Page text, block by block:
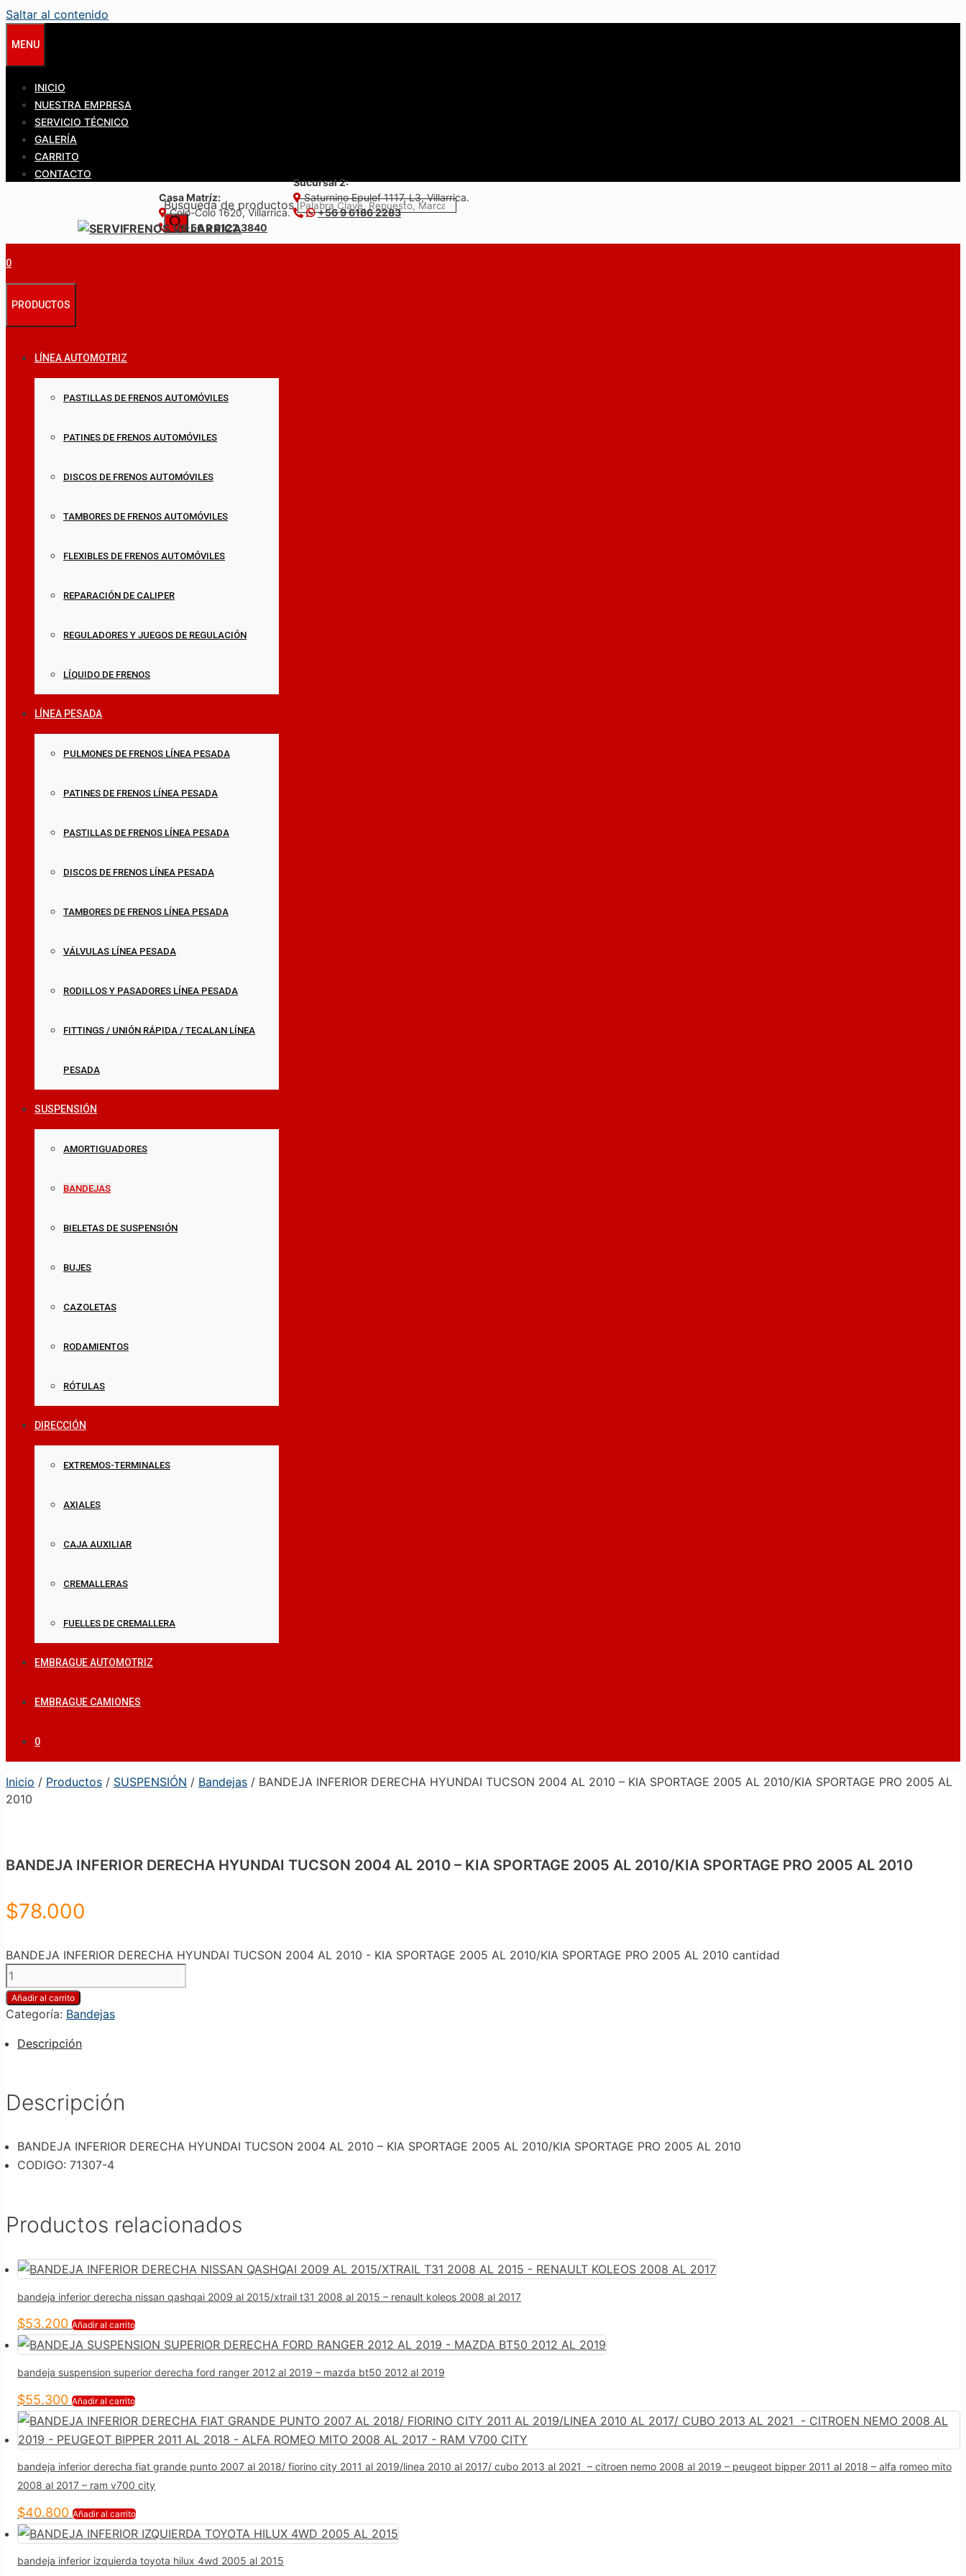
Saltar al contenido
MENU
INICIO
NUESTRA EMPRESA
SERVICIO TÉCNICO
GALERÍA
CARRITO
CONTACTO
Búsqueda de productos
Casa Matríz:
Colo-Colo 1620, Villarrica.
+56 9 6122 3840
Sucursal 2:
Saturnino Epulef 1117, L3, Villarrica.
+56 9 6186 2283
0
PRODUCTOS
LÍNEA AUTOMOTRIZ
PASTILLAS DE FRENOS AUTOMÓVILES
PATINES DE FRENOS AUTOMÓVILES
DISCOS DE FRENOS AUTOMÓVILES
TAMBORES DE FRENOS AUTOMÓVILES
FLEXIBLES DE FRENOS AUTOMÓVILES
REPARACIÓN DE CALIPER
REGULADORES Y JUEGOS DE REGULACIÓN
LÍQUIDO DE FRENOS
LÍNEA PESADA
PULMONES DE FRENOS LÍNEA PESADA
PATINES DE FRENOS LÍNEA PESADA
PASTILLAS DE FRENOS LÍNEA PESADA
DISCOS DE FRENOS LÍNEA PESADA
TAMBORES DE FRENOS LÍNEA PESADA
VÁLVULAS LÍNEA PESADA
RODILLOS Y PASADORES LÍNEA PESADA
FITTINGS / UNIÓN RÁPIDA / TECALAN LÍNEA
PESADA
SUSPENSIÓN
AMORTIGUADORES
BANDEJAS
BIELETAS DE SUSPENSIÓN
BUJES
CAZOLETAS
RODAMIENTOS
RÓTULAS
DIRECCIÓN
EXTREMOS-TERMINALES
AXIALES
CAJA AUXILIAR
CREMALLERAS
FUELLES DE CREMALLERA
EMBRAGUE AUTOMOTRIZ
EMBRAGUE CAMIONES
0
Inicio / Productos / SUSPENSIÓN / Bandejas / BANDEJA INFERIOR DERECHA HYUNDAI TUCSON 2004 AL 2010 – KIA SPORTAGE 2005 AL 2010/KIA SPORTAGE PRO 2005 AL
2010
BANDEJA INFERIOR DERECHA HYUNDAI TUCSON 2004 AL 2010 – KIA SPORTAGE 2005 AL 2010/KIA SPORTAGE PRO 2005 AL 2010
$78.000
BANDEJA INFERIOR DERECHA HYUNDAI TUCSON 2004 AL 2010 - KIA SPORTAGE 2005 AL 2010/KIA SPORTAGE PRO 2005 AL 2010 cantidad
Añadir al carrito
Categoría: Bandejas
Descripción
Descripción
BANDEJA INFERIOR DERECHA HYUNDAI TUCSON 2004 AL 2010 – KIA SPORTAGE 2005 AL 2010/KIA SPORTAGE PRO 2005 AL 2010
CODIGO: 71307-4
Productos relacionados
bandeja inferior derecha nissan qashqai 2009 al 2015/xtrail t31 2008 al 2015 – renault koleos 2008 al 2017
$53.200 Añadir al carrito
bandeja suspension superior derecha ford ranger 2012 al 2019 – mazda bt50 2012 al 2019
$55.300 Añadir al carrito
bandeja inferior derecha fiat grande punto 2007 al 2018/ fiorino city 2011 al 2019/linea 2010 al 2017/ cubo 2013 al 2021 – citroen nemo 2008 al 2019 – peugeot bipper 2011 al 2018 – alfa romeo mito
2008 al 2017 – ram v700 city
$40.800 Añadir al carrito
bandeja inferior izquierda toyota hilux 4wd 2005 al 2015